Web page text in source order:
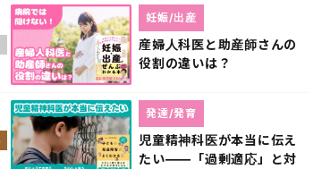
産婦人科医と助産師さんの
役割の違いは？
妊娠/出産
児童精神科医が本当に伝え
たい――「過剰適応」と対
発達/発育